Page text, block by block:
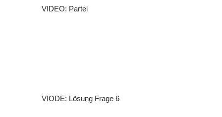
VIDEO: Partei
VIODE: Lösung Frage 6